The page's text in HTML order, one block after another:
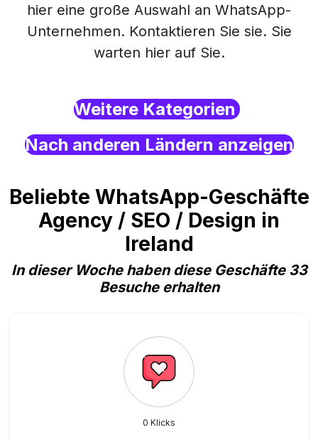
hier eine große Auswahl an WhatsApp-
Unternehmen. Kontaktieren Sie sie. Sie
warten hier auf Sie.
Weitere Kategorien
Nach anderen Ländern anzeigen
Beliebte WhatsApp-Geschäfte
Agency / SEO / Design in
Ireland
In dieser Woche haben diese Geschäfte 33
Besuche erhalten
0 Klicks